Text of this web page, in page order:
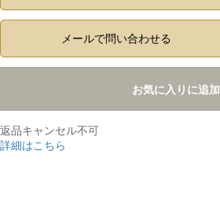
メールで問い合わせる
お気に入りに追加
返品キャンセル不可
詳細はこちら